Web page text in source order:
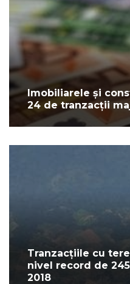
Imobiliarele și
24 de tranzacții
Tranzacțiile cu
nivel record de
2018